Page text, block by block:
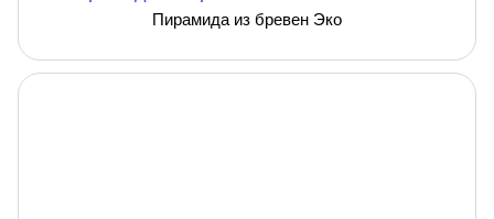
Пирамида из бревен Эко